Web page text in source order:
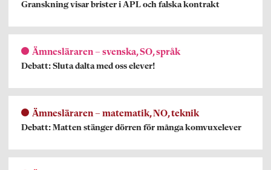
Granskning visar brister i APL och falska kontrakt
Ämnesläraren – svenska, SO, språk
Debatt: Sluta dalta med oss elever!
Ämnesläraren – matematik, NO, teknik
Debatt: Matten stänger dörren för många komvuxelever